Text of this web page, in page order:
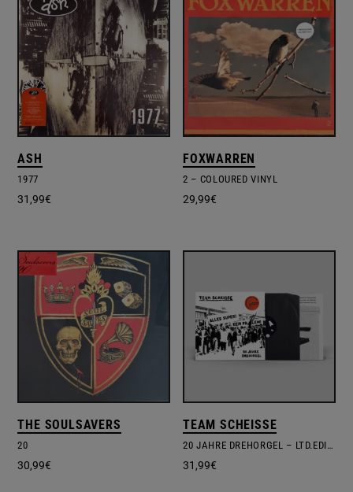
ASH
1977
31,99€
FOXWARREN
2 – COLOURED VINYL
29,99€
THE SOULSAVERS
20
30,99€
TEAM SCHEISSE
20 JAHRE DREHORGEL – LTD.EDITION – POSTER
31,99€